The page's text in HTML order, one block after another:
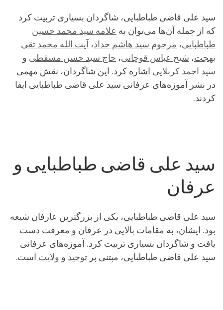
سید علی قاضی طباطبایی، شاگردان بسیاری تربیت کرد
که از جمله آن‌ها می‌توان به علامه سید محمد حسین
طباطبایی، مرحوم سید هاشم حداد، آیت الله محمد تقی
بهجت، شیخ عباس قوچانی، حاج سید حسن مسقطی و
سید احمد کربلایی اشاره کرد. این شاگردان، نقش مهمی
در نشر آموزه‌های عرفانی سید علی قاضی طباطبایی ایفا
کردند.
سید علی قاضی طباطبایی و
عرفان
سید علی قاضی طباطبایی، یکی از بزرگترین عارفان شیعه
بود. ایشان، به مقامات بالایی در عرفان و معرفت دست
یافت و شاگردان بسیاری تربیت کرد. آموزه‌های عرفانی
سید علی قاضی طباطبایی، مبتنی بر توحید و ولایت است.